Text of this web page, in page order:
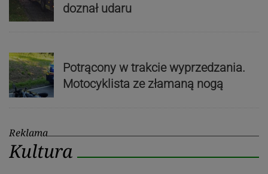
doznał udaru
Potrącony w trakcie wyprzedzania.
Motocyklista ze złamaną nogą
Reklama
Kultura